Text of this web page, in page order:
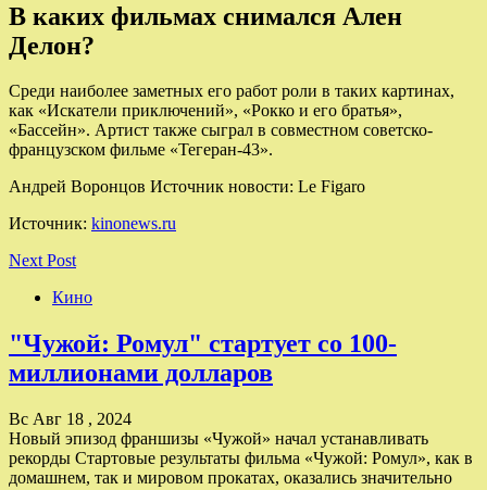
В каких фильмах снимался Ален
Делон?
Среди наиболее заметных его работ роли в таких картинах,
как «Искатели приключений», «Рокко и его братья»,
«Бассейн». Артист также сыграл в совместном советско-
французском фильме «Тегеран-43».
Андрей Воронцов Источник новости: Le Figaro
Источник: kinonews.ru
Next Post
Кино
"Чужой: Ромул" стартует со 100-
миллионами долларов
Вс Авг 18 , 2024
Новый эпизод франшизы «Чужой» начал устанавливать
рекорды Стартовые результаты фильма «Чужой: Ромул», как в
домашнем, так и мировом прокатах, оказались значительно